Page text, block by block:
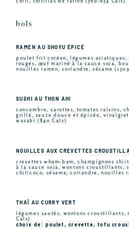
bols
RAMEN AU SHOYU ÉPICÉ
poulet frit coréen, légumes asiatiques,
rouges, œuf mariné à la sauce soja,
nouilles ramen, coriandre, sésame
SUSHI AU THON AHI
concombre, carottes, tomates raisins,
grillé, sauce douce et épicée,
wasabi (840 Cals)
NOUILLES AUX CREVETTES
crevettes wham-bam, champignons
à la sauce soja, wontons croustillants,
chilicoco, sésame, coriandre, nouilles
THAÏ AU CURRY VERT
légumes sautés, wontons croustillants,
Cals)
choix de: poulet, crevette, tofu